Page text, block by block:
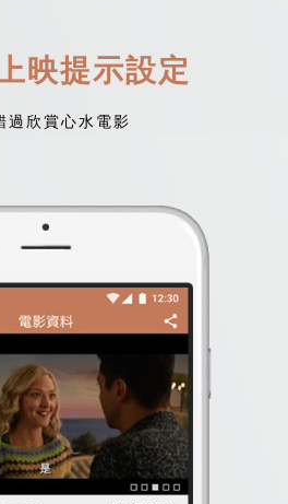
映提示設定
過欣賞心水電影